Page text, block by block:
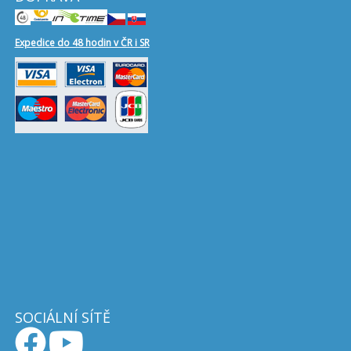
Expedice do 48 hodin v ČR i SR
SOCIÁLNÍ SÍTĚ